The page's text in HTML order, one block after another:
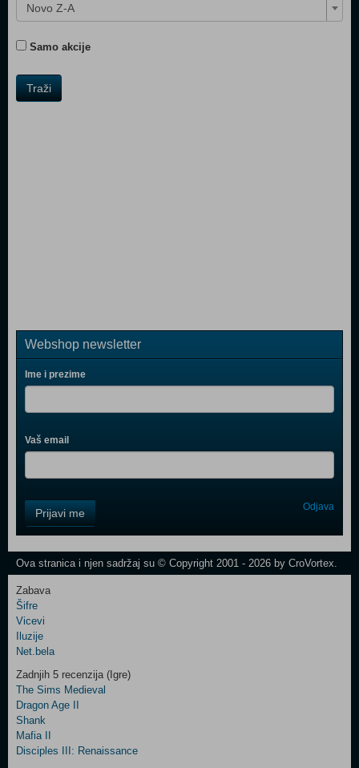
Novo Z-A
Samo akcije
Traži
Webshop newsletter
Ime i prezime
Vaš email
Field
One
Control
Two
Newsletter
Control
Field
Three
Prijavi me Odjava
Ova stranica i njen sadržaj su © Copyright 2001 - 2026 by CroVortex.
Zabava
Šifre
Vicevi
Iluzije
Net.bela
Zadnjih 5 recenzija (Igre)
The Sims Medieval
Dragon Age II
Shank
Mafia II
Disciples III: Renaissance